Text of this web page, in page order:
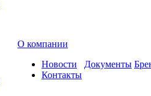
О компании
Новости
Контакты
Документы